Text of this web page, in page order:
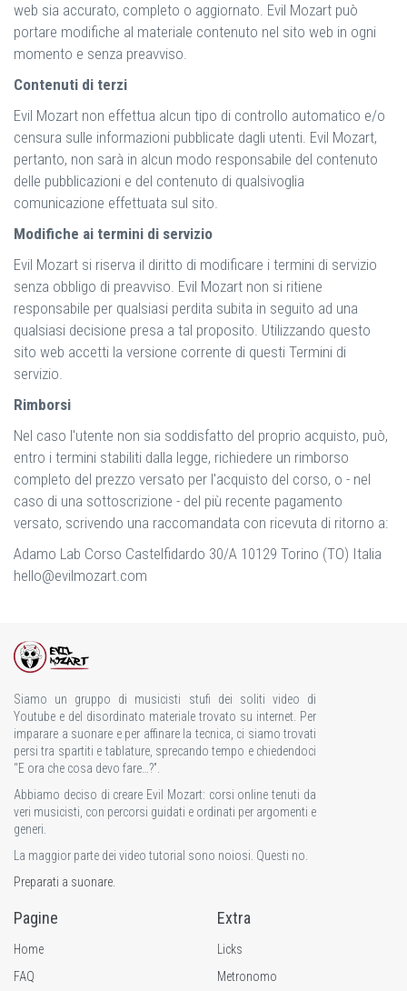
web sia accurato, completo o aggiornato. Evil Mozart può
portare modifiche al materiale contenuto nel sito web in ogni
momento e senza preavviso.
Contenuti di terzi
Evil Mozart non effettua alcun tipo di controllo automatico e/o
censura sulle informazioni pubblicate dagli utenti. Evil Mozart,
pertanto, non sarà in alcun modo responsabile del contenuto
delle pubblicazioni e del contenuto di qualsivoglia
comunicazione effettuata sul sito.
Modifiche ai termini di servizio
Evil Mozart si riserva il diritto di modificare i termini di servizio
senza obbligo di preavviso. Evil Mozart non si ritiene
responsabile per qualsiasi perdita subita in seguito ad una
qualsiasi decisione presa a tal proposito. Utilizzando questo
sito web accetti la versione corrente di questi Termini di
servizio.
Rimborsi
Nel caso l'utente non sia soddisfatto del proprio acquisto, può,
entro i termini stabiliti dalla legge, richiedere un rimborso
completo del prezzo versato per l'acquisto del corso, o - nel
caso di una sottoscrizione - del più recente pagamento
versato, scrivendo una raccomandata con ricevuta di ritorno a:
Adamo Lab Corso Castelfidardo 30/A 10129 Torino (TO) Italia
hello@evilmozart.com
Siamo un gruppo di musicisti stufi dei soliti video di
Youtube e del disordinato materiale trovato su internet. Per
imparare a suonare e per affinare la tecnica, ci siamo trovati
persi tra spartiti e tablature, sprecando tempo e chiedendoci
“E ora che cosa devo fare…?”.
Abbiamo deciso di creare Evil Mozart: corsi online tenuti da
veri musicisti, con percorsi guidati e ordinati per argomenti e
generi.
La maggior parte dei video tutorial sono noiosi. Questi no.
Preparati a suonare.
Pagine
Home
FAQ
Extra
Licks
Metronomo